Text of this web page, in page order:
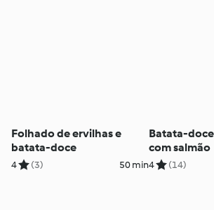
Folhado de ervilhas e
batata-doce
4 (3) 50 min
Batata-
com salmão
4 (14)